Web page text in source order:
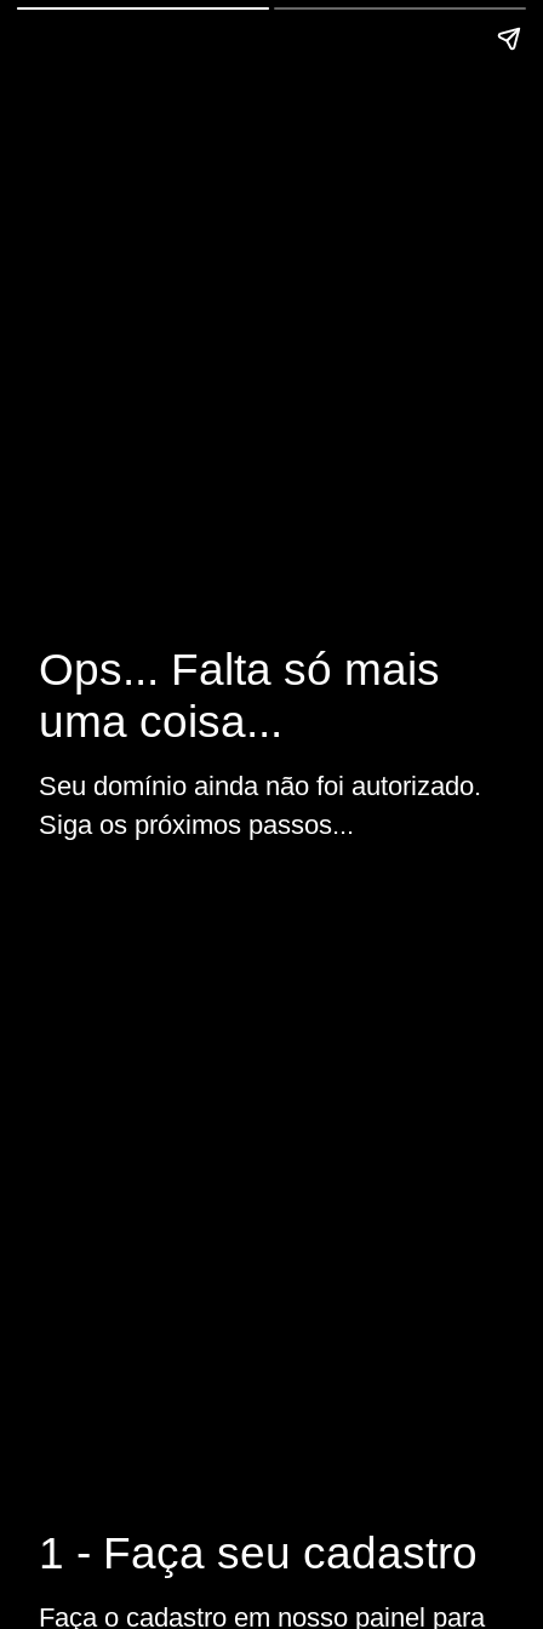
Ops... Falta só mais
uma coisa...
Seu domínio ainda não foi autorizado.
Siga os próximos passos...
1 - Faça seu cadastro
Faça o cadastro em nosso painel para